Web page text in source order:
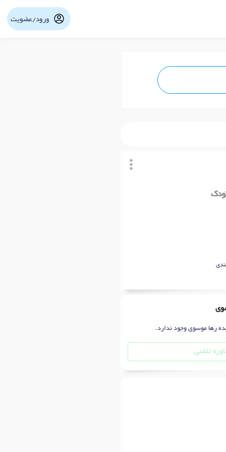
ورود/عضویت
رها موسوی وجود ندارد.
تلفنی